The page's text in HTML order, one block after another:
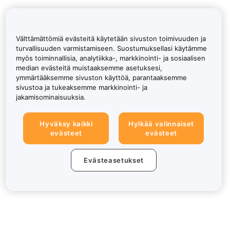
Välttämättömiä evästeitä käytetään sivuston toimivuuden ja
turvallisuuden varmistamiseen. Suostumuksellasi käytämme
myös toiminnallisia, analytiikka-, markkinointi- ja sosiaalisen
median evästeitä muistaaksemme asetuksesi,
ymmärtääksemme sivuston käyttöä, parantaaksemme
sivustoa ja tukeaksemme markkinointi- ja
jakamisominaisuuksia.
Hyväksy kaikki
evästeet
Hylkää valinnaiset
evästeet
Evästeasetukset